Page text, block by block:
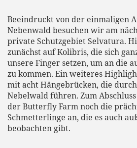
Beeindruckt von der einmaligen
Nebenwald besuchen wir am
private Schutzgebiet Selvatura.
zunächst auf Kolibris, die sich
unsere Finger setzen, um an die
zu kommen. Ein weiteres
mit acht Hängebrücken, die
Nebelwald führen. Zum
der Butterfly Farm noch die
Schmetterlinge an, die es auch
beobachten gibt.